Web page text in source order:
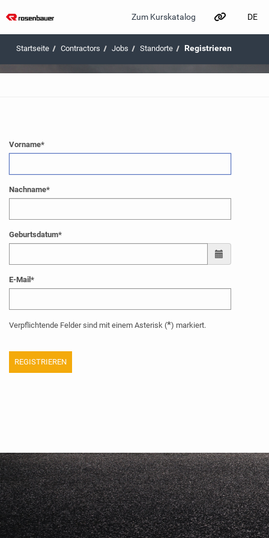
Zum Hauptinhalt wechseln
Zum Kurskatalog DE
Contractors Jobs Standorte Registrieren
Vorname*
Nachname*
Geburtsdatum*
E-Mail *
Verpflichtende Felder sind mit einem Asterisk (*) markiert.